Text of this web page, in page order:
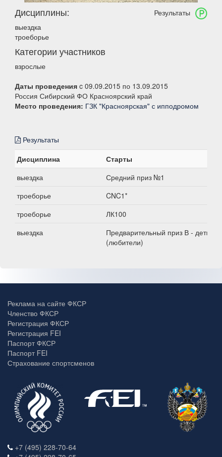
Результаты
Дисциплины:
выездка
троеборье
Категории участников
взрослые
Даты проведения c 09.09.2015 по 13.09.2015
Россия Сибирский ФО Красноярский край
Место проведения: ГЗК "Красноярская" с ипподромом
Результаты
Дисциплина
Старты
выездка
Средний приз №1
троеборье
CNC1*
троеборье
ЛК100
выездка
Предварительный приз В - дети
(любители)
Реклама на сайте ФКСР
Членство ФКСР
Регистрация ФКСР
Регистрация FEI
Паспорт ФКСР
Паспорт FEI
Страхование спортсменов
+7 (495) 228-70-64